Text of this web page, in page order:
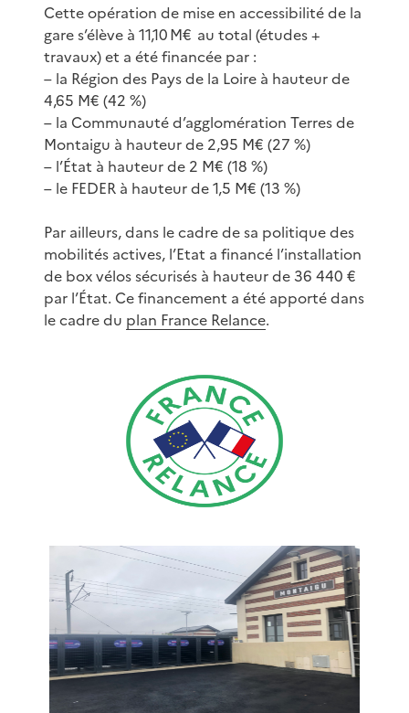
Cette opération de mise en accessibilité de la
gare s’élève à 11,10 M€ au total (études +
travaux) et a été financée par :
– la Région des Pays de la Loire à hauteur de
4,65 M€ (42 %)
– la Communauté d’agglomération Terres de
Montaigu à hauteur de 2,95 M€ (27 %)
– l’État à hauteur de 2 M€ (18 %)
– le FEDER à hauteur de 1,5 M€ (13 %)
Par ailleurs, dans le cadre de sa politique des
mobilités actives, l’Etat a financé l’installation
de box vélos sécurisés à hauteur de 36 440 €
par l’État. Ce financement a été apporté dans
le cadre du plan France Relance.